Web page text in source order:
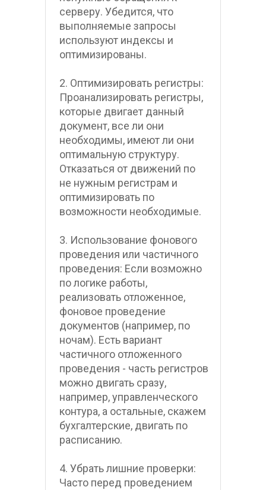
серверу. Убедится, что
выполняемые запросы
используют индексы и
оптимизированы.
2. Оптимизировать регистры:
Проанализировать регистры,
которые двигает данный
документ, все ли они
необходимы, имеют ли они
оптимальную структуру.
Отказаться от движений по
не нужным регистрам и
оптимизировать по
возможности необходимые.
3. Использование фонового
проведения или частичного
проведения: Если возможно
по логике работы,
реализовать отложенное,
фоновое проведение
документов (например, по
ночам). Есть вариант
частичного отложенного
проведения - часть регистров
можно двигать сразу,
например, управленческого
контура, а остальные, скажем
бухгалтерские, двигать по
расписанию.
4. Убрать лишние проверки:
Часто перед проведением